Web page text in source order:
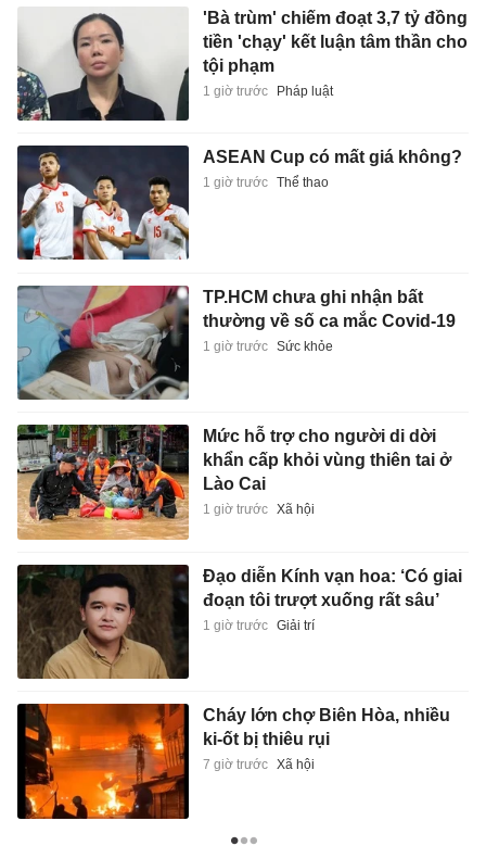
'Bà trùm' chiếm đoạt 3,7 tỷ đồng
tiền 'chạy' kết luận tâm thần cho
tội phạm
1 giờ trước Pháp luật
ASEAN Cup có mất giá không?
1 giờ trước Thể thao
TP.HCM chưa ghi nhận bất
thường về số ca mắc Covid-19
1 giờ trước Sức khỏe
Mức hỗ trợ cho người di dời
khẩn cấp khỏi vùng thiên tai ở
Lào Cai
1 giờ trước Xã hội
Đạo diễn Kính vạn hoa: ‘Có giai
đoạn tôi trượt xuống rất sâu’
1 giờ trước Giải trí
Cháy lớn chợ Biên Hòa, nhiều
ki-ốt bị thiêu rụi
7 giờ trước Xã hội